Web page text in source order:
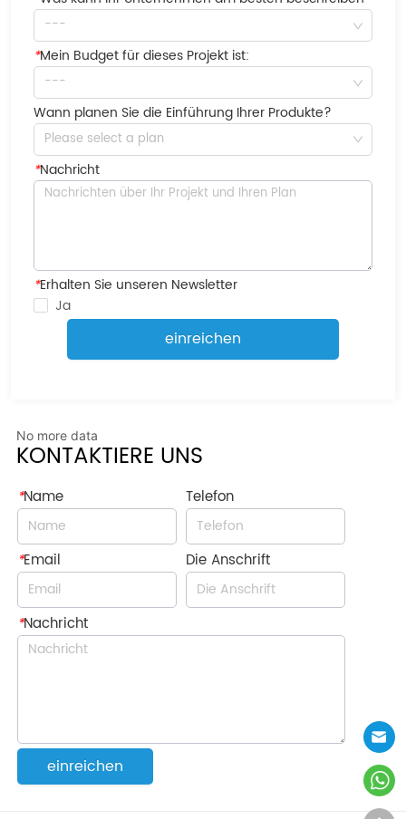
---
*Mein Budget für dieses Projekt ist:
---
Wann planen Sie die Einführung Ihrer Produkte?
Please select a plan
*Nachricht
*Erhalten Sie unseren Newsletter
Ja
einreichen
No more data
KONTAKTIERE UNS
*Name Telefon
*Email Die Anschrift
*Nachricht
einreichen